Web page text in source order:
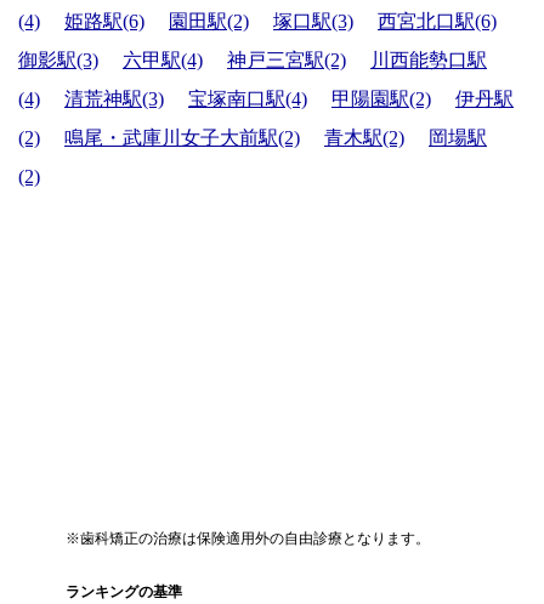
(4)
姫路駅(6) 園田駅(2) 塚口駅(3)
西宮北口駅(6)
御影駅(3)
六甲駅(4) 神戸三宮駅(2)
川西能勢口駅
(4)
清荒神駅(3) 宝塚南口駅(4) 甲陽園駅(2)
伊丹駅
(2)
鳴尾・武庫川女子大前駅(2) 青木駅(2)
岡場駅
(2)
※歯科矯正の治療は保険適用外の自由診療となります。
ランキングの基準